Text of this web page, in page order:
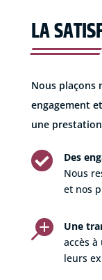
LA
Nous plaçons
engagement
une
 Des
Nous
et nos
 Une
accès
leurs